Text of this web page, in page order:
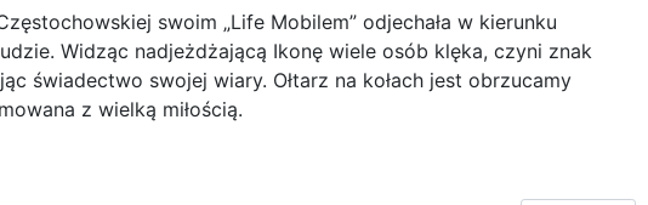
swoim „Life Mobilem” odjechała w kierunku
Widząc nadjeżdżającą Ikonę wiele osób klęka, czyni znak
świadectwo swojej wiary. Ołtarz na kołach jest obrzucamy
z wielką miłością.